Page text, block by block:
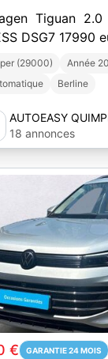
Tiguan 2.0
DSG7 17990
(29000) Année
Berline
AUTOEASY
18 annonces
€ GARANTIE 24 MOIS